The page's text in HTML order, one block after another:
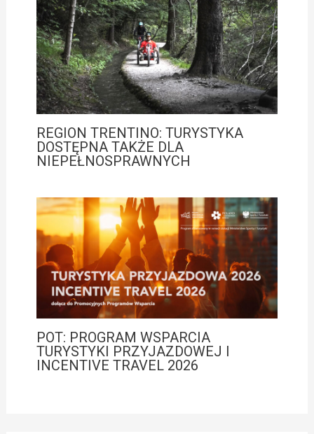
REGION TRENTINO: TURYSTYKA
DOSTĘPNA TAKŻE DLA
NIEPEŁNOSPRAWNYCH
POT: PROGRAM WSPARCIA
TURYSTYKI PRZYJAZDOWEJ I
INCENTIVE TRAVEL 2026